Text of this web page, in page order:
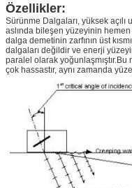
Özellikler:
Sürünme Dalgaları, yüksek
aslında bileşen yüzeyinin hemen
dalga demetinin zarfının üst
dalgaları değildir ve enerji
paralel olarak yoğunlaşmıştır.Bu
çok hassastır, aynı zamanda